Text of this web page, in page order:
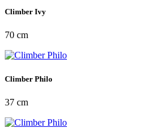
Climber Ivy
70 cm
Climber Philo
37 cm